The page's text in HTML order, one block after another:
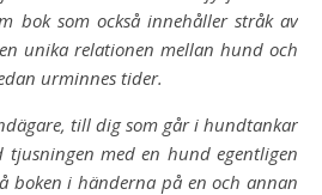
bok som också innehåller stråk av
unika relationen mellan hund och
urminnes tider.
till dig som går i hundtankar
med en hund egentligen
boken i händerna på en och annan